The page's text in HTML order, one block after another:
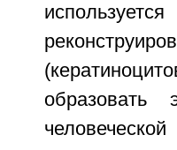
образовать